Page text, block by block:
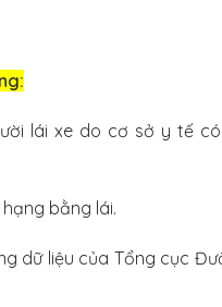
lái xe do cơ sở y tế
bằng lái.
dữ liệu của Tổng cục